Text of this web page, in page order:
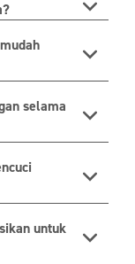
selama
untuk